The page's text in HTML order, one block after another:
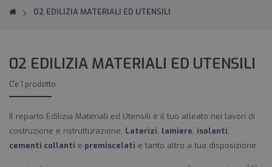
02 EDILIZIA MATERIALI ED UTENSILI
02 EDILIZIA MATERIALI ED UTENSILI
C'e 1 prodotto.
Il reparto Edilizia Materiali ed Utensili è il tuo alleato nei lavori di
costruzione e ristrutturazione. Laterizi, lamiere, isolanti,
cementi collanti e premiscelati e tanto altro a tua disposizione.